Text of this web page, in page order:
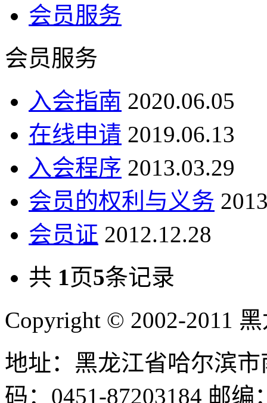
会员服务
会员服务
入会指南 2020.06.05
在线申请 2019.06.13
入会程序 2013.03.29
会员的权利与义务
会员证 2012.12.28
共 1页5条记录
Copyright © 2002-2011
地址：黑龙江省哈尔滨
码：0451-87203184 邮编